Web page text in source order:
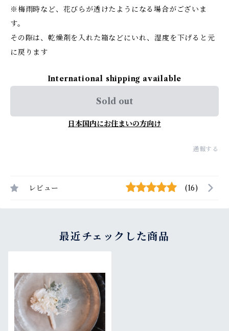
※梅雨時など、花びらが透けたようになる場合がございま
す。
その際は、乾燥剤を入れた箱などにいれ、湿度を下げると元
に戻ります
International shipping available
Sold out
日本国内にお住まいの方向け
通報する
レビュー (16)
最近チェックした商品